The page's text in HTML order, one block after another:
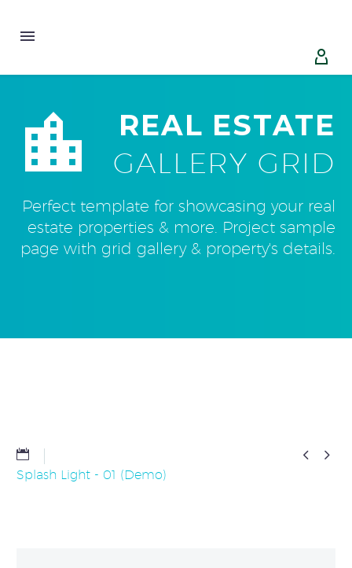



 REAL ESTATE
GALLERY GRID
Perfect template for showcasing your real
estate properties & more. Project sample
page with grid gallery & property's details.
 
Splash Light - 01 (Demo)